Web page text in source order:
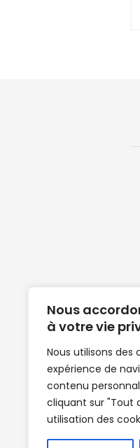
Nous
à votre vie
Nous utilisons des
expérience de
contenu
cliquant sur "Tout
utilisation des
|